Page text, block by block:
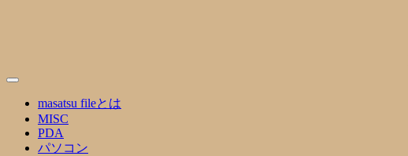
masatsu fileとは
MISC
PDA
パソコン